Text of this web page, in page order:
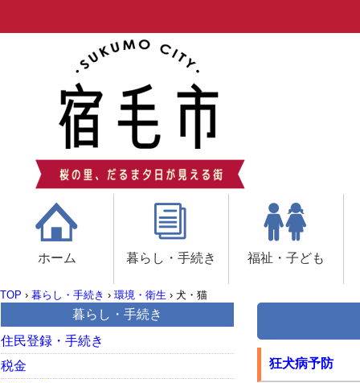
ホーム 暮らし・手続き 福祉・子ども
TOP › 暮らし・手続き › 環境・衛生 › 犬・猫
狂犬病予防
暮らし・手続き
住民登録・手続き
税金